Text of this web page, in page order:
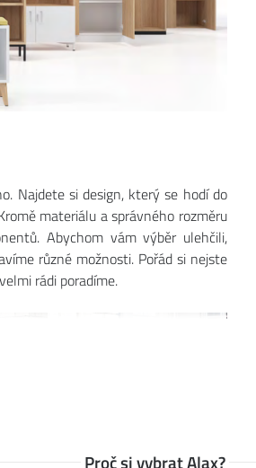
Najdete si design, který se hodí do
materiálu a správného rozměru
Abychom vám výběr ulehčili,
různé možnosti. Pořád si nejste
rádi poradíme.
Proč si vybrat Alax?